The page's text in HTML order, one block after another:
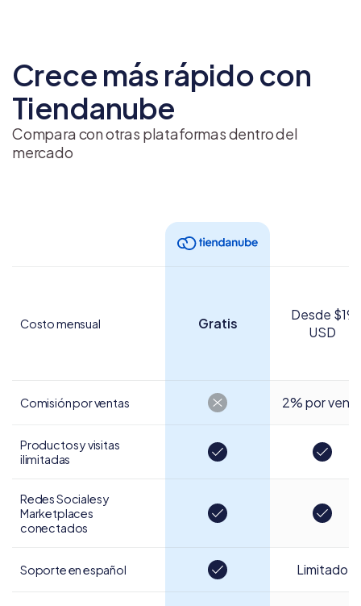
Crece más rápido con
Tiendanube
Compara con otras plataformas dentro del
mercado
Costo mensual Gratis
Desde $19
USD
Comisión por ventas 2% por
Productos y visitas
ilimitadas
Redes Sociales y
Marketplaces
conectados
Soporte en español Limitado